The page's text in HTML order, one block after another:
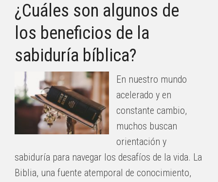
¿Cuáles son algunos de
los beneficios de la
sabiduría bíblica?
En nuestro mundo
acelerado y en
constante cambio,
muchos buscan
orientación y
sabiduría para navegar los desafíos de la vida. La
Biblia, una fuente atemporal de conocimiento,